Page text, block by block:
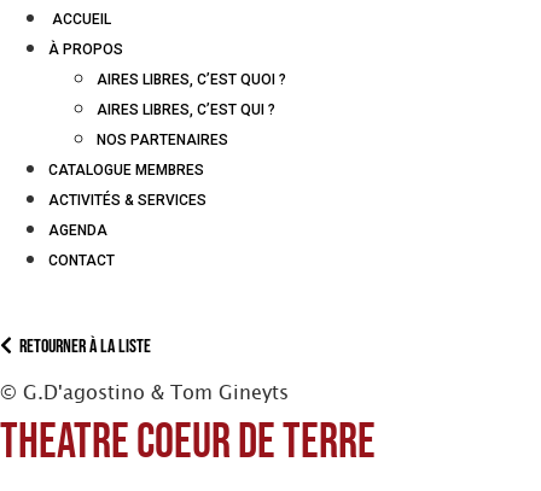
ACCUEIL
À PROPOS
AIRES LIBRES, C’EST QUOI ?
AIRES LIBRES, C’EST QUI ?
NOS PARTENAIRES
CATALOGUE MEMBRES
ACTIVITÉS & SERVICES
AGENDA
CONTACT
Retourner à la liste
© G.D'agostino & Tom Gineyts
Theatre Coeur de Terre